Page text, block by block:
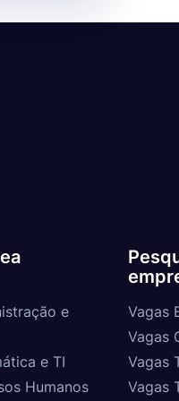
e
e TI
Humanos
Vagas
Vagas
Vagas
Vagas